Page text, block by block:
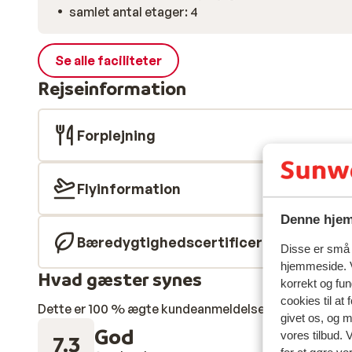
Denne
Disse er
hjemmeside.
korrekt og
cookies til at
givet os, og
vores tilbud.
samlet antal etager: 4
Se alle faciliteter
Rejseinformation
Forplejning
Flyinformation
Bæredygtighedscertificeret
Hvad gæster synes
Dette er 100 % ægte kundeanmeldelser, der ærligt
7.3 God